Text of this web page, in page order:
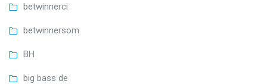
betwinnerci
betwinnersom
BH
big bass de